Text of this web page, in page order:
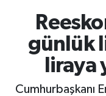
günlük
Cumhurbaşkanı
Kültür & Sanat
Teknoloji
Bilim